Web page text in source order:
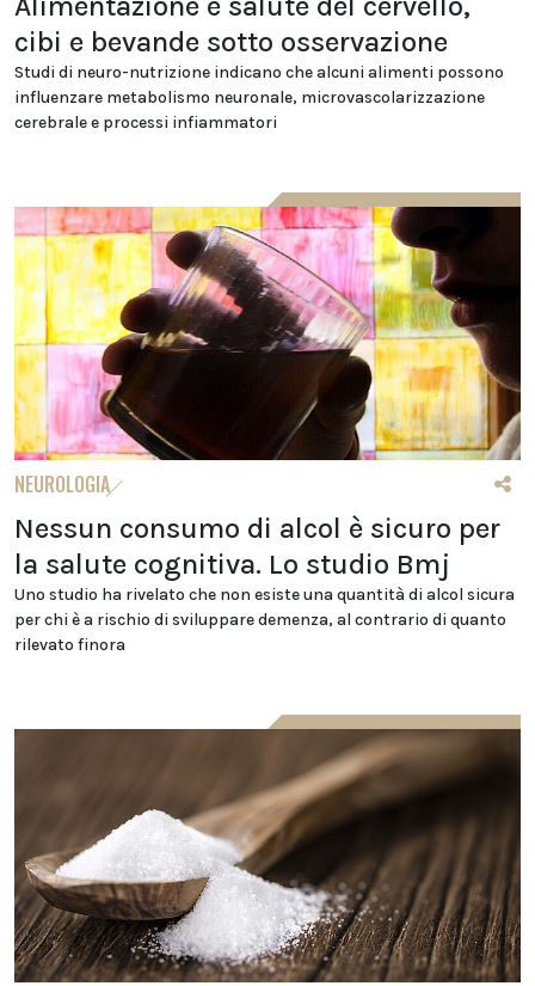
cibi e bevande sotto osservazione
Studi di neuro-nutrizione indicano che alcuni alimenti possono
influenzare metabolismo neuronale, microvascolarizzazione
cerebrale e processi infiammatori
NEUROLOGIA
Nessun consumo di alcol è sicuro per
la salute cognitiva. Lo studio Bmj
Uno studio ha rivelato che non esiste una quantità di alcol sicura
per chi è a rischio di sviluppare demenza, al contrario di quanto
rilevato finora